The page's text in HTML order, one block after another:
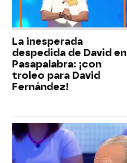
La inesperada
despedida de David en
Pasapalabra: ¡con
troleo para David
Fernández!